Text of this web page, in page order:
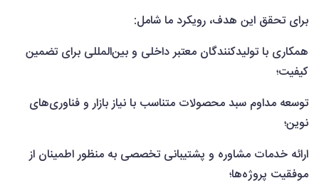
برای تحقق این هدف، رویکرد ما شامل:
همکاری با تولیدکنندگان معتبر داخلی و بین‌المللی برای تضمین
کیفیت؛
توسعه مداوم سبد محصولات متناسب با نیاز بازار و فناوری‌های
نوین؛
ارائه خدمات مشاوره و پشتیبانی تخصصی به منظور اطمینان از
موفقیت پروژه‌ها؛